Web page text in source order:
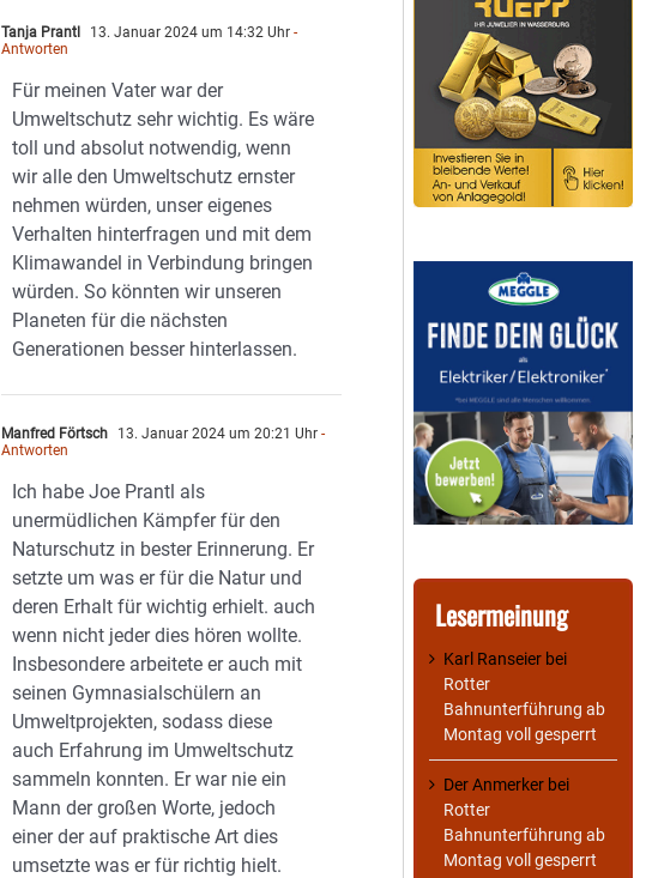
Tanja Prantl 13. Januar 2024 um 14:32 Uhr -
Antworten
Für meinen Vater war der
Umweltschutz sehr wichtig. Es wäre
toll und absolut notwendig, wenn
wir alle den Umweltschutz ernster
nehmen würden, unser eigenes
Verhalten hinterfragen und mit dem
Klimawandel in Verbindung bringen
würden. So könnten wir unseren
Planeten für die nächsten
Generationen besser hinterlassen.
Manfred Förtsch 13. Januar 2024 um 20:21 Uhr -
Antworten
Ich habe Joe Prantl als
unermüdlichen Kämpfer für den
Naturschutz in bester Erinnerung. Er
setzte um was er für die Natur und
deren Erhalt für wichtig erhielt. auch
wenn nicht jeder dies hören wollte.
Insbesondere arbeitete er auch mit
seinen Gymnasialschülern an
Umweltprojekten, sodass diese
auch Erfahrung im Umweltschutz
sammeln konnten. Er war nie ein
Mann der großen Worte, jedoch
einer der auf praktische Art dies
umsetzte was er für richtig hielt.
Lesermeinung
Karl Ranseier bei
Rotter
Bahnunterführung ab
Montag voll gesperrt
Der Anmerker bei
Rotter
Bahnunterführung ab
Montag voll gesperrt